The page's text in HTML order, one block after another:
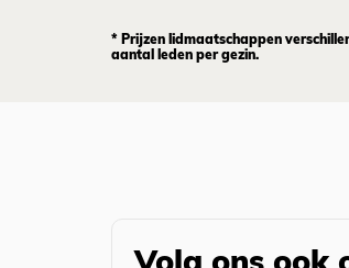
* Prijzen lidmaatschappen
aantal leden per gezin.